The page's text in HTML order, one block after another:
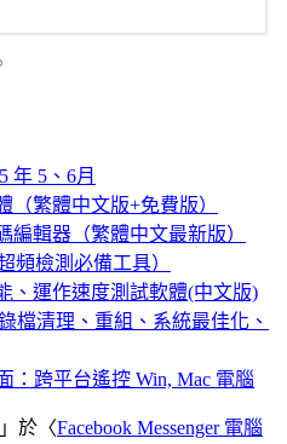
年 5、6月
（繁體中文版+免費版）
編輯器（繁體中文最新版）
頻檢測必備工具）
、運作速度測試軟體(中文版)
檔清理、重組、系統最佳化、
：跨平台遙控 Win, Mac 電腦
」於〈Facebook Messenger 電腦